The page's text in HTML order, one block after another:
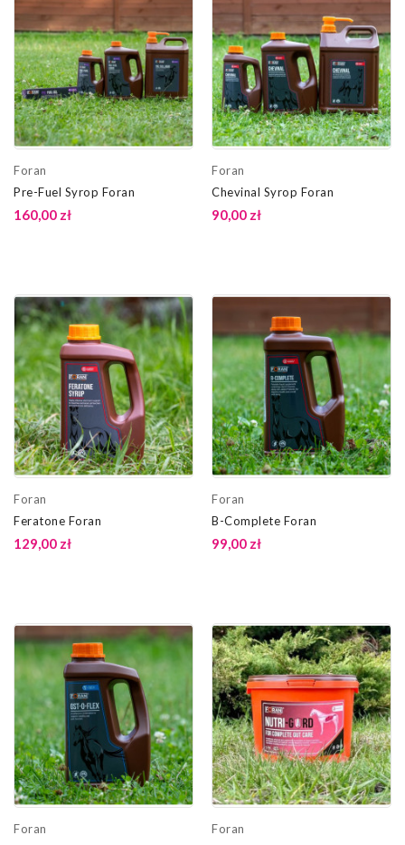
Foran
Pre-Fuel Syrop Foran
160,00 zł
Foran
Chevinal Syrop Foran
90,00 zł
Foran
Feratone Foran
129,00 zł
Foran
B-Complete Foran
99,00 zł
Foran
Foran